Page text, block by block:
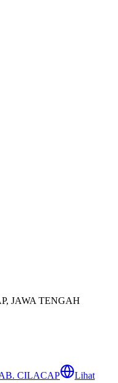
, JAWA TENGAH
CILACAP
Lihat